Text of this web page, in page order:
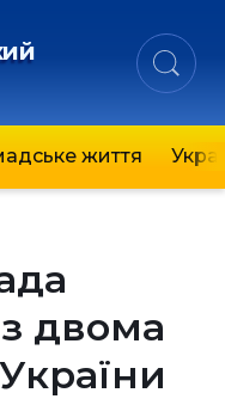
життя
двома